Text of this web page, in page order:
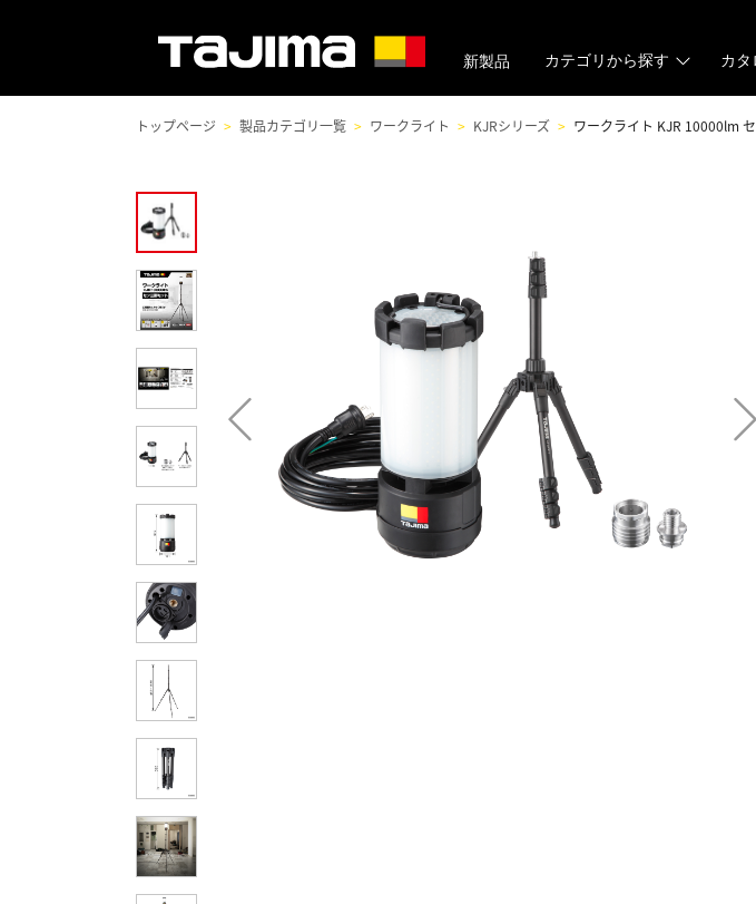
新製品 カテゴリから探す カタ
トップページ 製品カテゴリ一覧 ワークライト KJRシリーズ ワークライト KJR 10000lm
その他の製品画像・動画を見る